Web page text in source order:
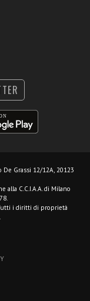
Grassi 12/12A, 20123
alla C.C.I.A.A. di Milano
i diritti di proprietà